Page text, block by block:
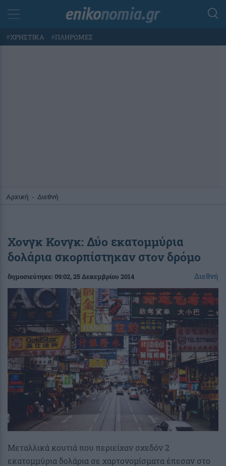
#ΧΡΗΣΤΙΚΑ #ΠΛΗΡΩΜΕΣ
Αρχική - Διεθνή
Χονγκ Κονγκ: Δύο εκατομμύρια
δολάρια σκορπίστηκαν στον δρόμο
δημοσιεύτηκε:09:02, 25 Δεκεμβρίου 2014 Διεθνή
Μεταλλικά κουτιά που περιείχαν σχεδόν 2
εκατομμύρια δολάρια σε χαρτονομίσματα έπεσαν στο